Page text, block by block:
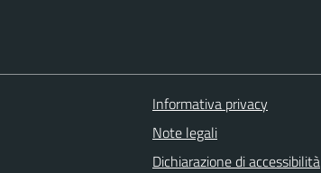
Informativa privacy
Note legali
Dichiarazione di accessibilità